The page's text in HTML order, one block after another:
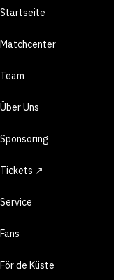
Startseite
Matchcenter
Team
Über Uns
Sponsoring
Tickets ↗
Service
Fans
För de Küste